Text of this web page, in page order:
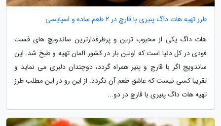
طرز تهیه هات داگ پنیری با قارچ در 2 طعم ساده و اسپایسی
هات داگ یکی از محبوب ترین و پرطرفدارترین ساندویچ های فست
فودی در کل دنیا است که اولین بار در کشور آلمان تهیه و طبخ شد. این
ساندویچ اگر با قارچ و پنیر همراه گردد، دوچندان دلبری می نماید و
تقریبا کسی نیست که عاشق طعم آن نگردد. از این رو در این مطلب طرز
تهیه هات داگ پنیری با قارچ در دو...